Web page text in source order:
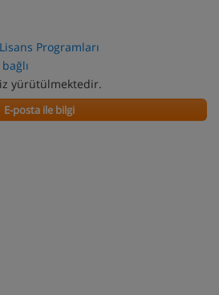
Programları
yürütülmektedir.
E-posta ile bilgi